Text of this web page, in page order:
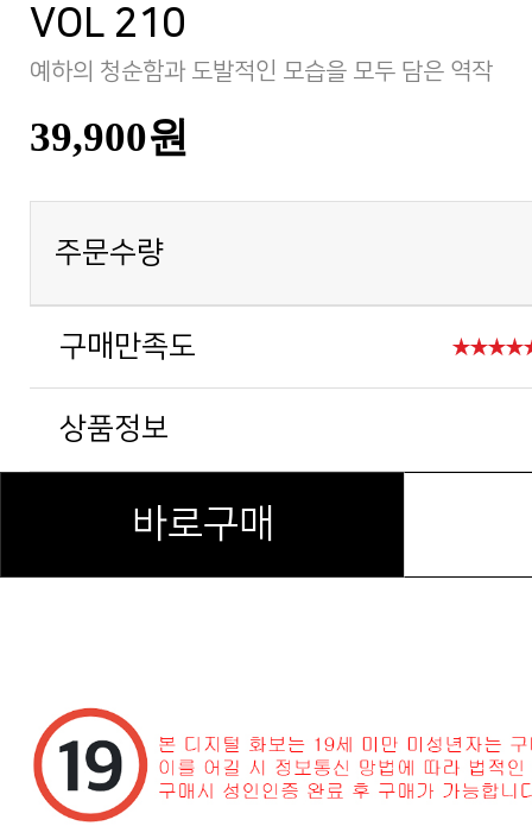
VOL 210
예하의 청순함과 도발적인 모습을 모두 담은 역작
39,900원
주문수량
구매만족도
상품정보
바로구매